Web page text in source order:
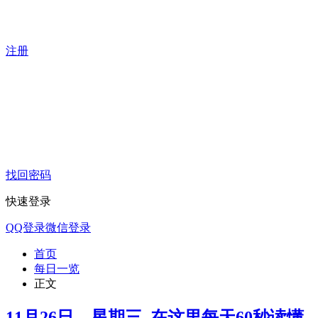
注册
找回密码
快速登录
QQ登录微信登录
首页
每日一览
正文